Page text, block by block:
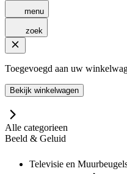
menu
zoek
Toegevoegd aan uw
Bekijk winkelwagen
Alle categorieen
Beeld & Geluid
Televisie en